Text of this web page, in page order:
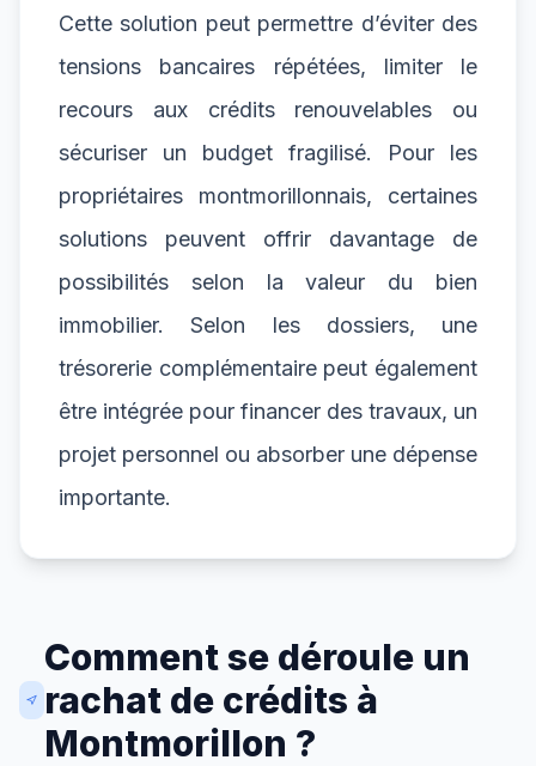
Cette solution peut permettre d’éviter des
tensions bancaires répétées, limiter le
recours aux crédits renouvelables ou
sécuriser un budget fragilisé. Pour les
propriétaires montmorillonnais, certaines
solutions peuvent offrir davantage de
possibilités selon la valeur du bien
immobilier. Selon les dossiers, une
trésorerie complémentaire peut également
être intégrée pour financer des travaux, un
projet personnel ou absorber une dépense
importante.
Comment se déroule un
rachat de crédits à
Montmorillon ?